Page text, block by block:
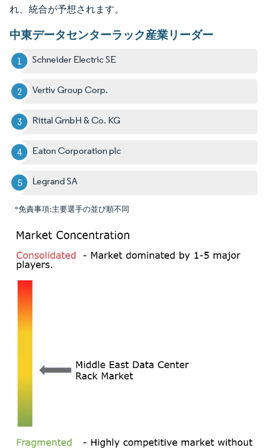
れ、統合が予想されます。
中東データセンターラック産業リーダー
Schneider Electric SE
Vertiv Group Corp.
Rittal GmbH & Co. KG
Eaton Corporation plc
Legrand SA
*免責事項:主要選手の並び順不同